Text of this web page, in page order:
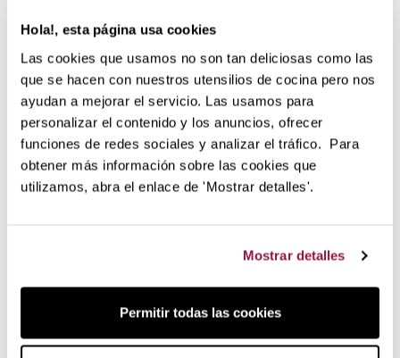
Hola!, esta página usa cookies
Las cookies que usamos no son tan deliciosas como las
que se hacen con nuestros utensilios de cocina pero nos
ayudan a mejorar el servicio. Las usamos para
personalizar el contenido y los anuncios, ofrecer
funciones de redes sociales y analizar el tráfico. Para
obtener más información sobre las cookies que
utilizamos, abra el enlace de 'Mostrar detalles'.
Mostrar detalles
Permitir todas las cookies
Sabor auténtico grill en el día a día
Descubre la verdadera cocina sanasin apenas aceite con
las parrillas de hierro fundido de Le Creuset. La alta calidad
de estas parrillas aseguran una excelente distribución del
calor en cualquier tipo de cocinas, incluso en el horno o
sobre barbacoa.
La clave para cocinar sobre una parrilla de hierro sin
recubrimiento antiadherente está encontrolar bien la
de un lado y del otro y luego para que termine de cocinarse
Esta cocción te brindará el auténtico sabor de la cocina
de colocar grandes cantidades para cocinar. Simplemente